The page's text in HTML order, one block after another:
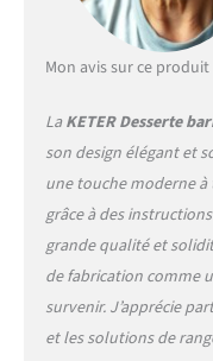
Mon avis sur ce produit
LaKETER Desserte
son design élégant et
une touche moderne à
grâce à des
grande qualité et
de fabrication comme
survenir. J’apprécie
et les solutions de